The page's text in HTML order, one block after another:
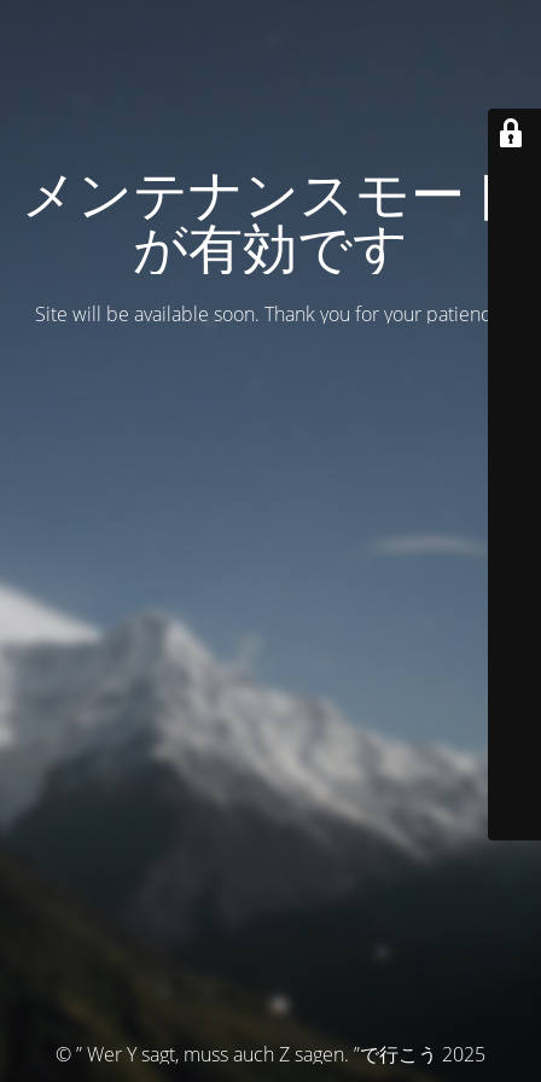
メンテナンスモード
が有効です
Site will be available soon. Thank you for your patience!
© ” Wer Y sagt, muss auch Z sagen. ”で行こう 2025